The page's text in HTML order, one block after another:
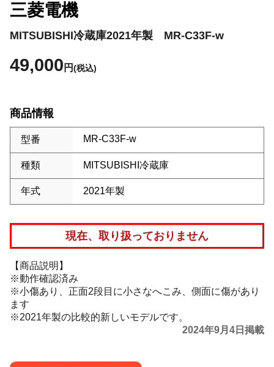
三菱電機
MITSUBISHI冷蔵庫2021年製 MR-C33F-w
49,000 円(税込)
商品情報
型番 MR-C33F-w
種類 MITSUBISHI冷蔵庫
年式 2021年製
現在、取り扱っておりません
【商品説明】
※動作確認済み
※小傷あり、正面2段目に小さなへこみ、側面に傷があり
ます
※2021年製の比較的新しいモデルです。
2024年9月4日掲載